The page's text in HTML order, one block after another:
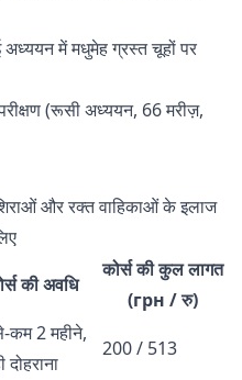
में मधुमेह ग्रस्त चूहों पर
(रूसी अध्ययन, 66 मरीज़,
और रक्त वाहिकाओं के इलाज
की अवधि
कोर्स की कुल लागत
(грн / रु)
कम 2 महीने,
दोहराना
200 / 513